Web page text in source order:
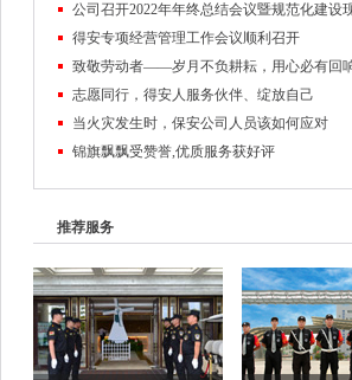
公司召开2022年年终总结会议暨规范化建设
得安专项经营管理工作会议顺利召开
致敬劳动者——岁月不负耕耘，用心必有回
志愿同行，得安人服务伙伴、绽放自己
当火灾发生时，保安公司人员该如何应对
锦旗飘飘受赞誉,优质服务获好评
推荐服务